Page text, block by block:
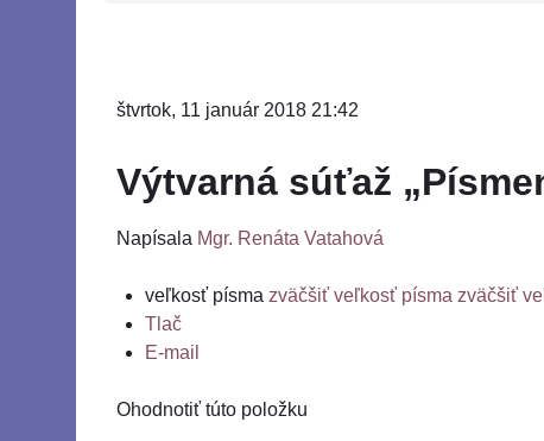
štvrtok, 11 január 2018 21:42
Výtvarná súťaž
Napísala Mgr. Renáta Vatahová
veľkosť písma zväčšiť veľkosť písma zväčšiť
Tlač
E-mail
Ohodnotiť túto položku